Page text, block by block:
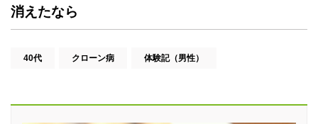
消えたなら
40代 クローン病 体験記（男性）